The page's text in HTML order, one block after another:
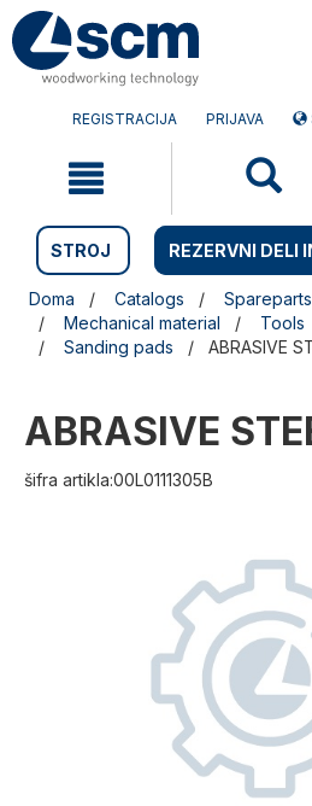
Preskočite
na
vsebino
Preskočite
na
navigacijski
REGISTRACIJA PRIJAVA
STROJ REZERVNI DELI
Doma Catalogs
Mechanical material
Tools
Sanding pads
ABRASIVE
ABRASIVE
šifra artikla:00L0111305B